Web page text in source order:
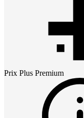
Prix Plus Premium